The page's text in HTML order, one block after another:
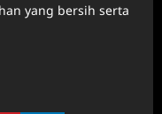
yang bersih serta